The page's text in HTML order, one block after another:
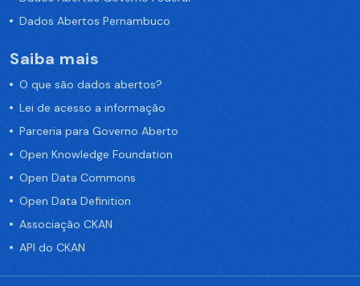
Dados Abertos Pernambuco
Saiba mais
O que são dados abertos?
Lei de acesso a informação
Parceria para Governo Aberto
Open Knowledge Foundation
Open Data Commons
Open Data Definition
Associação CKAN
API do CKAN